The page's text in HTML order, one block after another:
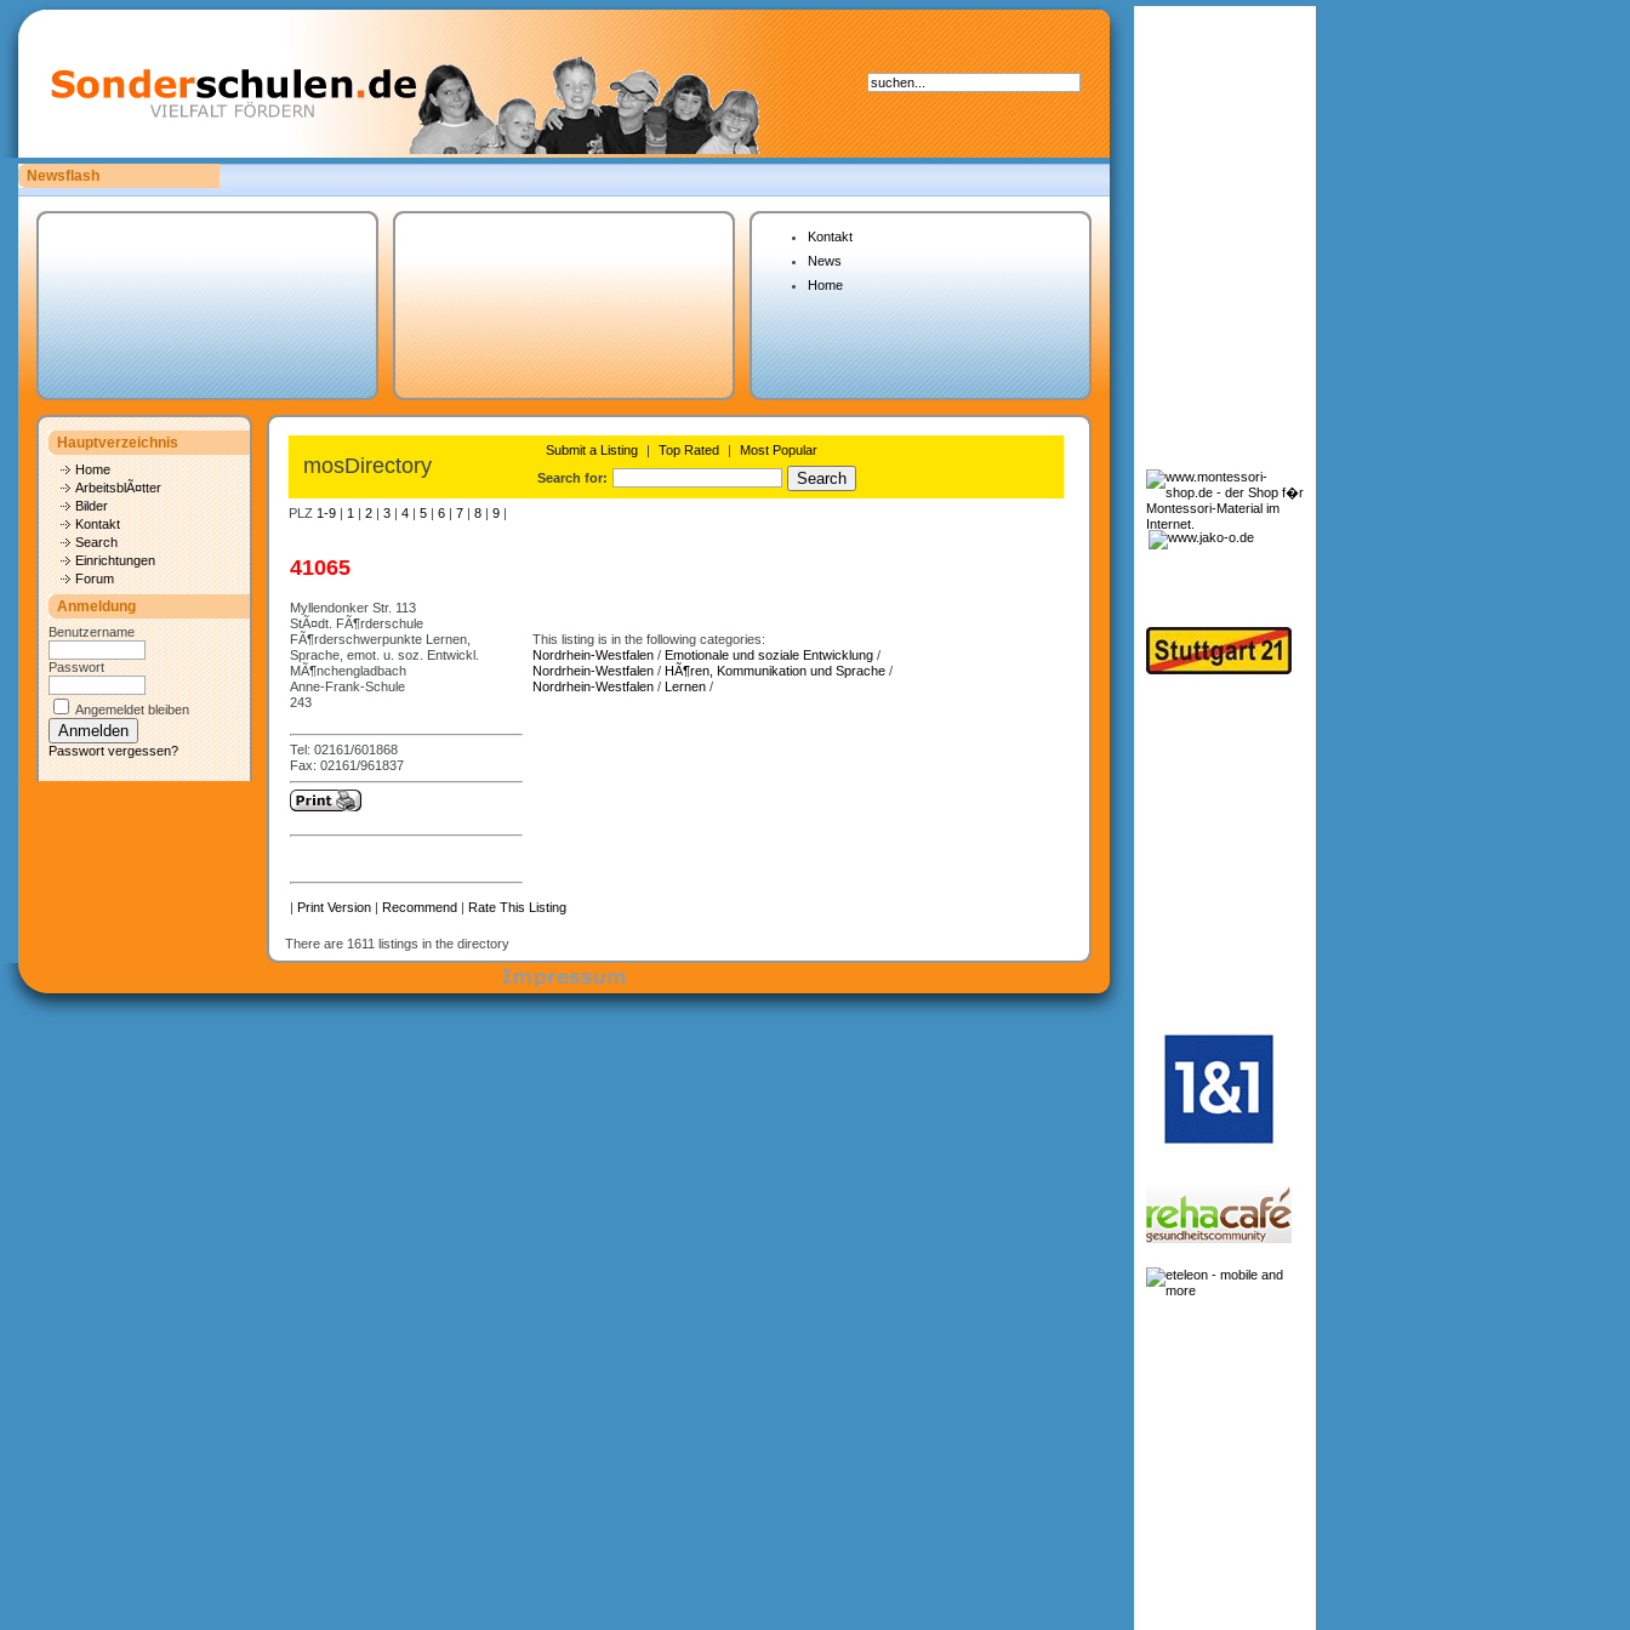
Newsflash
Bitte laden Sie eigene copyrightfreie Unterrichtsmaterialien hoch.
Kontakt
News
Home
Hauptverzeichnis
Home
ArbeitsblÃ¤tter
Bilder
Kontakt
Search
Einrichtungen
Forum
Anmeldung
Benutzername
Passwort
Angemeldet bleiben
Passwort vergessen?
mosDirectory
Submit a Listing | Top Rated |
Most Popular
Search for:
PLZ 1-9 | 1 | 2 | 3 | 4 | 5 | 6 | 7 | 8 | 9 |
41065
Myllendonker Str. 113
StÃ¤dt. FÃ¶rderschule
FÃ¶rderschwerpunkte Lernen,
Sprache, emot. u. soz. Entwickl.
MÃ¶nchengladbach
Anne-Frank-Schule
243
Tel: 02161/601868
Fax: 02161/961837
This listing is in the following categories:
Nordrhein-Westfalen / Emotionale und soziale Entwicklung /
Nordrhein-Westfalen / HÃ¶ren, Kommunikation und Sprache /
Nordrhein-Westfalen / Lernen /
| Print Version | Recommend | Rate This Listing
There are 1611 listings in the directory